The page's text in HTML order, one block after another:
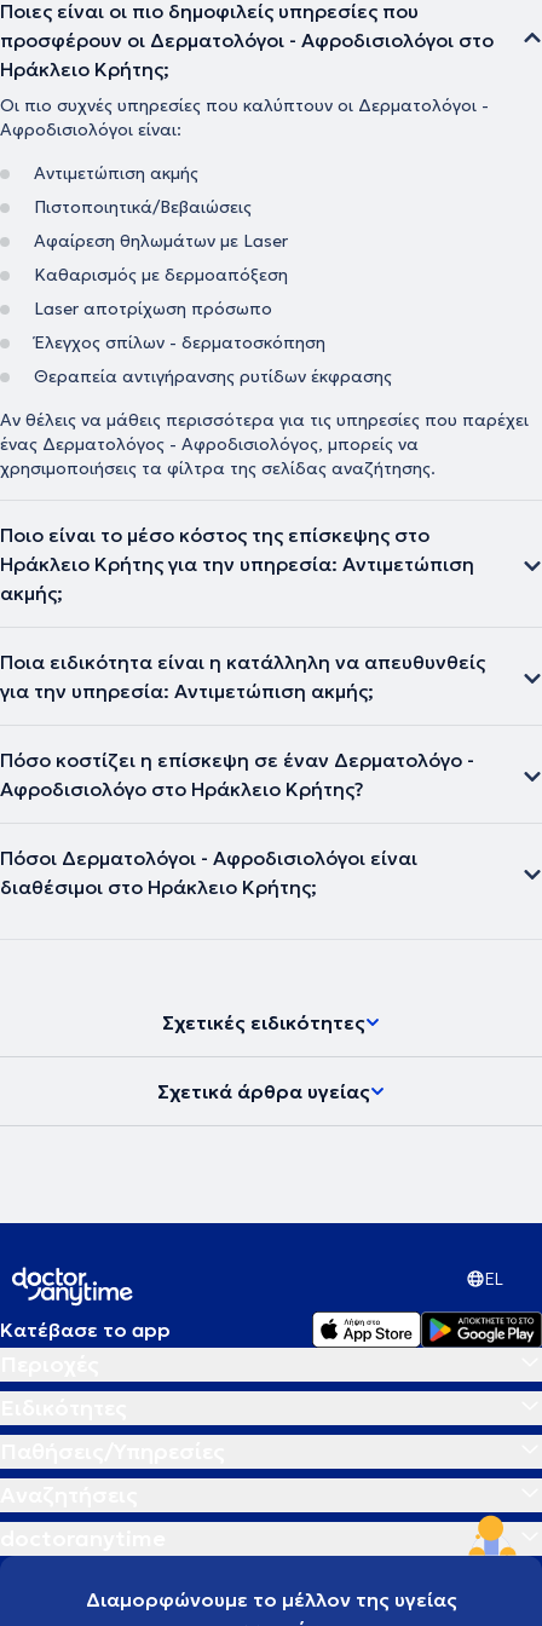
Ποιες είναι οι πιο δημοφιλείς υπηρεσίες που
προσφέρουν οι Δερματολόγοι - Αφροδισιολόγοι στο
Ηράκλειο Κρήτης;
Οι πιο συχνές υπηρεσίες που καλύπτουν οι Δερματολόγοι -
Αφροδισιολόγοι είναι:
Αντιμετώπιση ακμής
Πιστοποιητικά/Βεβαιώσεις
Αφαίρεση θηλωμάτων με Laser
Kαθαρισμός με δερμοαπόξεση
Laser αποτρίχωση πρόσωπο
Έλεγχος σπίλων - δερματοσκόπηση
Θεραπεία αντιγήρανσης ρυτίδων έκφρασης
Αν θέλεις να μάθεις περισσότερα για τις υπηρεσίες που παρέχει
ένας Δερματολόγος - Αφροδισιολόγος, μπορείς να
χρησιμοποιήσεις τα φίλτρα της σελίδας αναζήτησης.
Ποιο είναι το μέσο κόστος της επίσκεψης στο
Ηράκλειο Κρήτης για την υπηρεσία: Αντιμετώπιση
ακμής;
Ποια ειδικότητα είναι η κατάλληλη να απευθυνθείς
για την υπηρεσία: Αντιμετώπιση ακμής;
Πόσο κοστίζει η επίσκεψη σε έναν Δερματολόγο -
Αφροδισιολόγο στο Ηράκλειο Κρήτης?
Πόσοι Δερματολόγοι - Αφροδισιολόγοι είναι
διαθέσιμοι στο Ηράκλειο Κρήτης;
Σχετικές ειδικότητες
Σχετικά άρθρα υγείας
EL
Κατέβασε το app
Διαμορφώνουμε το μέλλον της υγείας